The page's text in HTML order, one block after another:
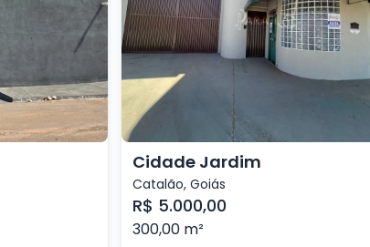
Cidade Jardim
Catalão, Goiás
R$ 5.000,00
300,00 m²